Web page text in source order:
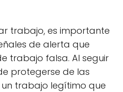
trabajo, es importante
de alerta que
trabajo falsa. Al seguir
protegerse de las
trabajo legítimo que